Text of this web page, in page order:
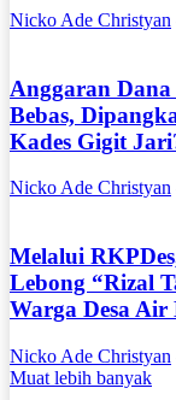
Nicko Ade Christyan
Anggaran
Bebas,
Kades Gigit
Nicko Ade Christyan
Melalui
Lebong “Rizal
Warga Desa Air
Nicko Ade Christyan
Muat lebih banyak